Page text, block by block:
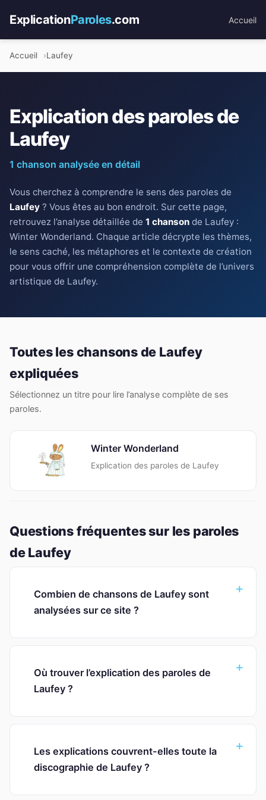
ExplicationParoles.com Accueil
Accueil Laufey
Explication des paroles de
Laufey
1 chanson analysée en détail
Vous cherchez à comprendre le sens des paroles de
Laufey ? Vous êtes au bon endroit. Sur cette page,
retrouvez l’analyse détaillée de 1 chanson de Laufey :
Winter Wonderland. Chaque article décrypte les thèmes,
le sens caché, les métaphores et le contexte de création
pour vous offrir une compréhension complète de l’univers
artistique de Laufey.
Toutes les chansons de Laufey
expliquées
Sélectionnez un titre pour lire l’analyse complète de ses
paroles.
Winter Wonderland
Explication des paroles de Laufey
Questions fréquentes sur les paroles
de Laufey
Combien de chansons de Laufey sont
analysées sur ce site ?
Où trouver l’explication des paroles de
Laufey ?
Les explications couvrent-elles toute la
discographie de Laufey ?